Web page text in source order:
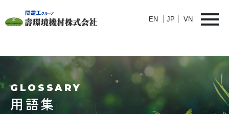
EN JP VN
GLOSSARY
用語集